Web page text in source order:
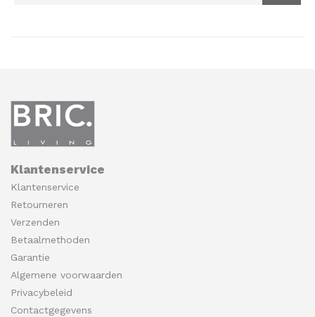
Klantenservice
Klantenservice
Retourneren
Verzenden
Betaalmethoden
Garantie
Algemene voorwaarden
Privacybeleid
Contactgegevens